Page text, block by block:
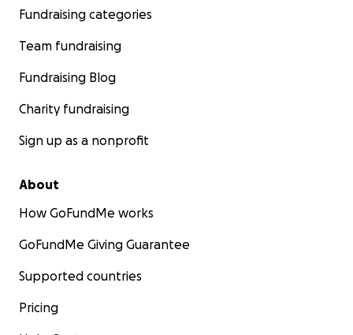
Fundraising categories
Team fundraising
Fundraising Blog
Charity fundraising
Sign up as a nonprofit
About
How GoFundMe works
GoFundMe Giving Guarantee
Supported countries
Pricing